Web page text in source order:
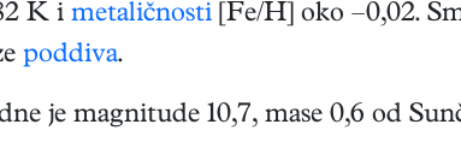
K i metaličnosti [Fe/H] oko –0,02.
poddiva.
je magnitude 10,7, mase 0,6 od